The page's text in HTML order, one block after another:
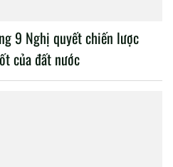
9 Nghị quyết chiến lược
của đất nước